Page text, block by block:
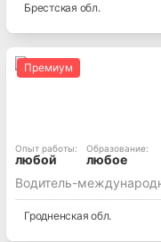
Брестская обл.
Премиум
Опыт работы:
любой
Образование:
любое
Водитель-
Гродненская обл.